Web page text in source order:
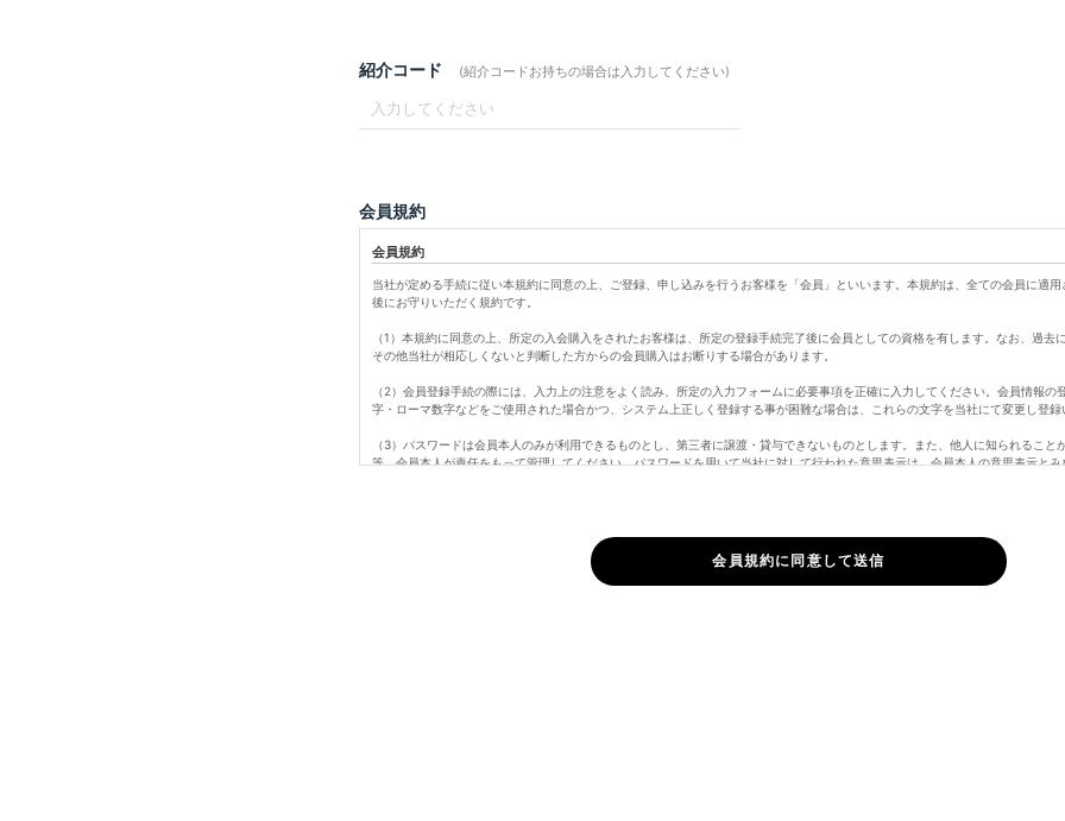
紹介コード (紹介コードお持ちの場合は入力してください)
会員規約
会員規約
当社が定める手続に従い本規約に同意の上、ご登録、申し込みを行うお客様を「会員」といいます。本規約は、全ての会員に適
後にお守りいただく規約です。
（1）本規約に同意の上、所定の入会購入をされたお客様は、所定の登録手続完了後に会員としての資格を有します。なお、過去
その他当社が相応しくないと判断した方からの会員購入はお断りする場合があります。
（2）会員登録手続の際には、入力上の注意をよく読み、所定の入力フォームに必要事項を正確に入力してください。会員情報の
字・ローマ数字などをご使用された場合かつ、システム上正しく登録する事が困難な場合は、これらの文字を当社にて変更し登録
（3）パスワードは会員本人のみが利用できるものとし、第三者に譲渡・貸与できないものとします。また、他人に知られること
等、会員本人が責任をもって管理してください。パスワードを用いて当社に対して行われた意思表示は、会員本人の意思表示と
（5）退会は所定期間のマイページのログインがない場合、自動的に行われます。